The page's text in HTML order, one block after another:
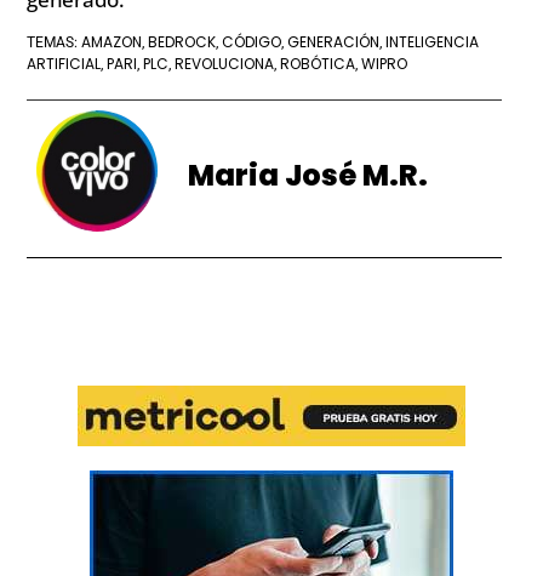
TEMAS:AMAZON, BEDROCK,CÓDIGO,GENERACIÓN, INTELIGENCIA
ARTIFICIAL, PARI, PLC, REVOLUCIONA, ROBÓTICA,WIPRO
Maria José M.R.